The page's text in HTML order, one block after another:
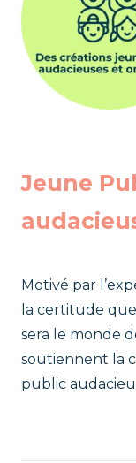
Jeune
Motivé par
la certitude
sera le monde
soutiennent la
public